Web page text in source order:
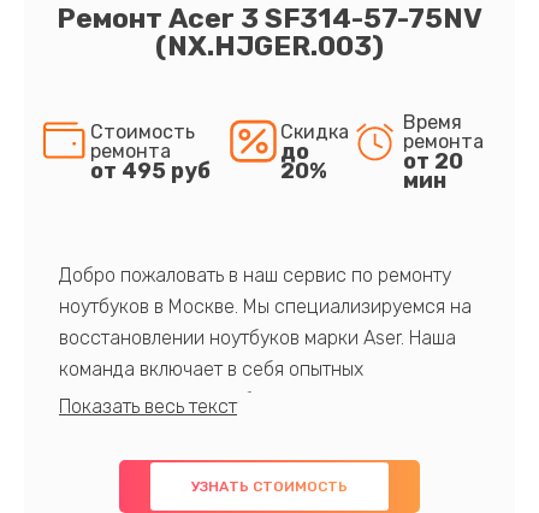
Ремонт Acer 3 SF314-57-75NV
(NX.HJGER.003)
Стоимость
ремонта
от 495 руб
Скидка
до
20%
Время
ремонта
от 20
мин
Добро пожаловать в наш сервис по ремонту
ноутбуков в Москве. Мы специализируемся на
восстановлении ноутбуков марки Aser. Наша
команда включает в себя опытных
профессионалов с обширными знаниями и
предлагаем быстрый и качественный ремонт с
использованием оригинальных компонентов, а
УЗНАТЬ СТОИМОСТЬ